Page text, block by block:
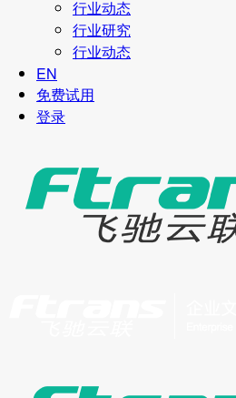
行业动态
行业研究
行业动态
EN
免费试用
登录